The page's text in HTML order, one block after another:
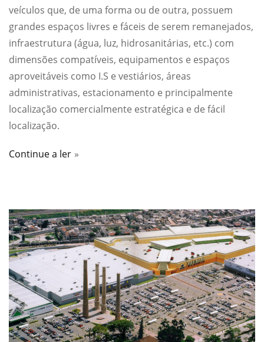
veículos que, de uma forma ou de outra, possuem
grandes espaços livres e fáceis de serem remanejados,
infraestrutura (água, luz, hidrosanitárias, etc.) com
dimensões compatíveis, equipamentos e espaços
aproveitáveis como I.S e vestiários, áreas
administrativas, estacionamento e principalmente
localização comercialmente estratégica e de fácil
localização.
Continue a ler